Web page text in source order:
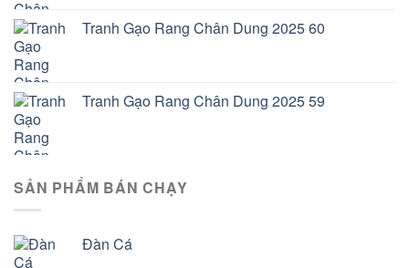
Tranh Gạo Rang Chân Dung 2025 60
Tranh Gạo Rang Chân Dung 2025 59
SẢN PHẨM BÁN CHẠY
Đàn Cá